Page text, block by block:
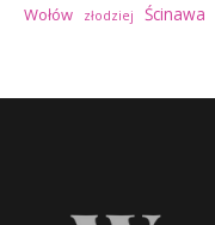
Wołów złodziej Ścinawa